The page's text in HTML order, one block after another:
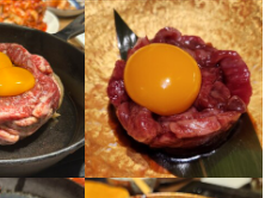
ど働きやすい待遇が揃ってい
も自由で、あなたらしさを大
】
や特別休暇も取得可能です。
しで長く安心して働けます。